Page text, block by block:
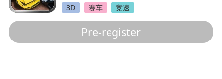
3D
赛车 竞速
Pre-register